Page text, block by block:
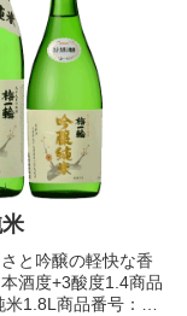
と吟醸の軽快な香
酒度+3酸度1.4商品
1.8L商品番号：